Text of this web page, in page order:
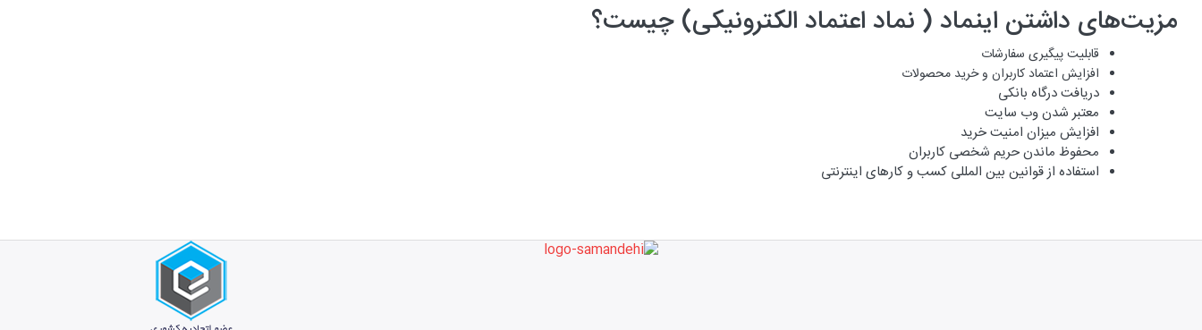
مزیت‌های داشتن اینماد ( نماد اعتماد الکترونیکی) چیست؟
قابلیت پیگیری سفارشات
افزایش اعتماد کاربران و خرید محصولات
دریافت درگاه بانکی
معتبر شدن وب سایت
افزایش میزان امنیت خرید
محفوظ ماندن حریم شخصی کاربران
استفاده از قوانین بین المللی کسب و کارهای اینترنتی